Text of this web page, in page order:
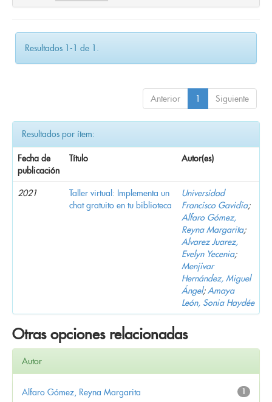
Resultados 1-1 de 1.
Anterior 1 Siguiente
Resultados por ítem:
Fecha de
publicación
Título Autor(es)
2021
Taller virtual: Implementa un
chat gratuito en tu biblioteca
Universidad
Francisco Gavidia;
Alfaro Gómez,
Reyna Margarita;
Alvarez Juarez,
Evelyn Yecenia;
Menjivar
Hernández, Miguel
Ángel; Amaya
León, Sonia Haydée
Otras opciones relacionadas
Autor
1
Alfaro Gómez, Reyna Margarita